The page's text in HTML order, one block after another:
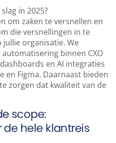
in 2025?
om zaken te versnellen en
die versnellingen in te
organisatie. We
binnen CXO
en AI integraties
en Figma. Daarnaast bieden
zorgen dat kwaliteit van de
scope:
hele klantreis